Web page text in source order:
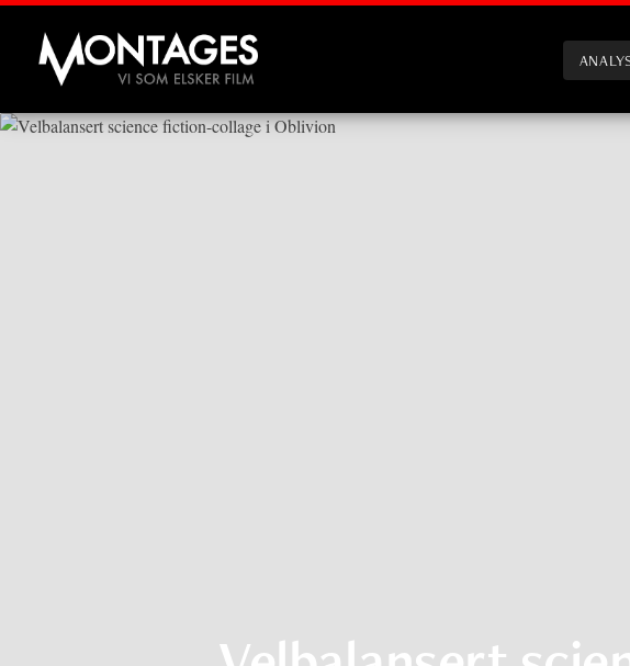
Montages